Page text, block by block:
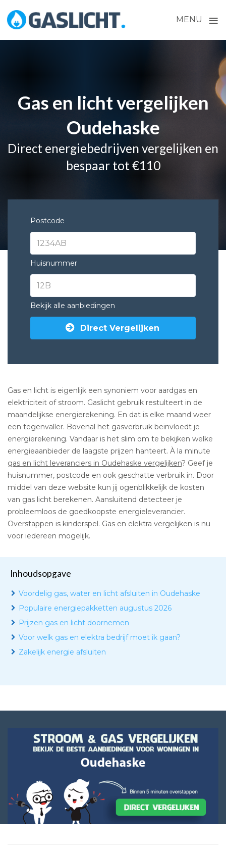
MENU ≡
Skip
to
content
Gas en licht vergelijken
Oudehaske
Direct energiebedrijven vergelijken en
bespaar tot €110
Postcode
Huisnummer
Bekijk alle aanbiedingen
Direct Vergelijken
Gas en licht is eigenlijk een synoniem voor aardgas en
elektriciteit of stroom. Gaslicht gebruik restulteert in de
maandelijkse energierekening. En dat is elke maand weer
een tegenvaller. Bovenal het gasverbruik beïnvloedt je
energierekening. Vandaar is het slim om te bekijken welke
energieaanbieder de laagste prijzen hanteert. À la minute
gas en licht leveranciers in Oudehaske vergelijken? Geef je
huisnummer, postcode en ook geschatte verbruik in. Door
middel van deze website kun jij ogenblikkelijk de kosten
van gas licht berekenen. Aansluitend detecteer je
probleemloos de goedkoopste energieleverancier.
Overstappen is kinderspel. Gas en elektra vergelijken is nu
voor iedereen mogelijk.
Inhoudsopgave
Voordelig gas, water en licht afsluiten in Oudehaske
Populaire energiepakketten augustus 2026
Prijzen gas en licht doornemen
Voor welk gas en elektra bedrijf moet ik gaan?
Zakelijk energie afsluiten